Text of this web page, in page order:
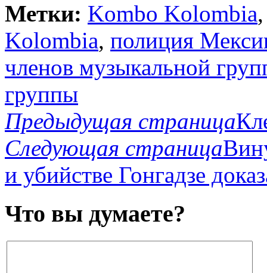
Метки: Kombo Kolombia
Kolombia, полиция
членов музыкальной
группы
Предыдущая страница
Следующая страница
и убийстве Гонгадзе
Что вы думаете?